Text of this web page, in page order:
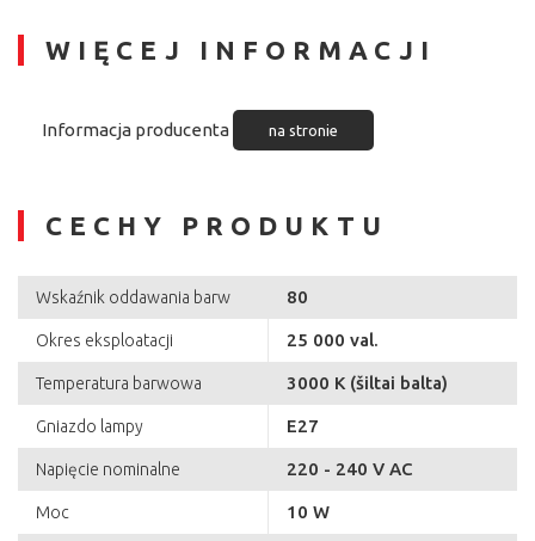
WIĘCEJ INFORMACJI
Informacja producenta na stronie
CECHY PRODUKTU
Wskaźnik oddawania barw 80
Okres eksploatacji 25 000 val.
Temperatura barwowa 3000 K (šiltai balta)
Gniazdo lampy E27
Napięcie nominalne 220 - 240 V AC
Moc 10 W